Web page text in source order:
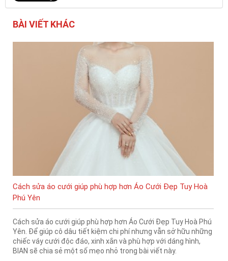
BÀI VIẾT KHÁC
Cách sửa áo cưới giúp phù hợp hơn Áo Cưới Đẹp Tuy Hoà
Phú Yên
Cách sửa áo cưới giúp phù hợp hơn Áo Cưới Đẹp Tuy Hoà Phú
Yên. Để giúp cô dâu tiết kiệm chi phí nhưng vẫn sở hữu những
chiếc váy cưới độc đáo, xinh xắn và phù hợp với dáng hình,
BIAN sẽ chia sẻ một số mẹo nhỏ trong bài viết này.